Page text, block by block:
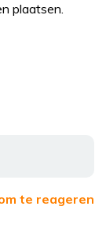
plaatsen.
te reageren